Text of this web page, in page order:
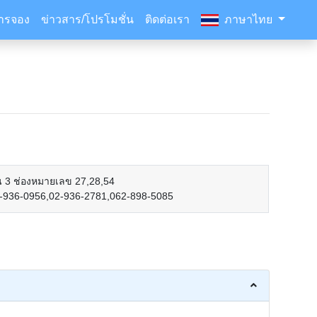
รจอง ข่าวสาร/โปรโมชั่น ติดต่อเรา ภาษาไทย
3 ช่องหมายเลข 27,28,54
936-0956,02-936-2781,062-898-5085